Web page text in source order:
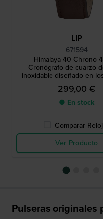
LIP
671594
Himalaya 40 Chrono
Cronógrafo de cuarzo
inoxidable diseñado en
con fecha
299,00 €
● En stock
Comparar
Ver Producto
Pulseras originales